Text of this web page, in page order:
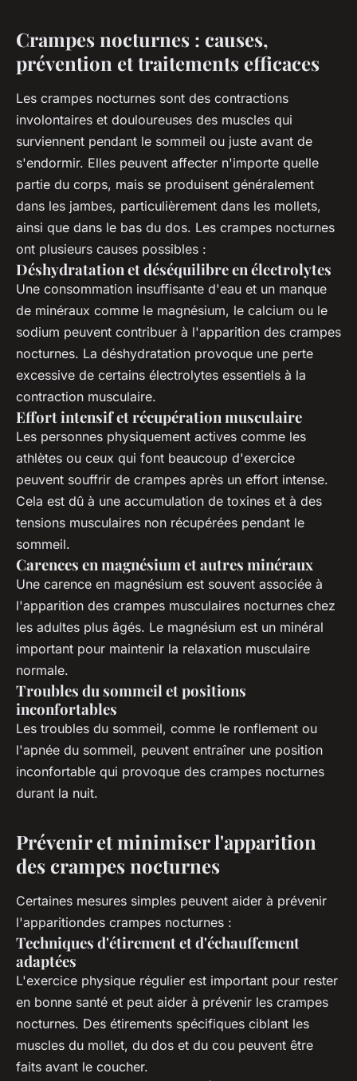
Crampes nocturnes : causes,
prévention et traitements efficaces
Les crampes nocturnes sont des contractions
involontaires et douloureuses des muscles qui
surviennent pendant le sommeil ou juste avant de
s'endormir. Elles peuvent affecter n'importe quelle
partie du corps, mais se produisent généralement
dans les jambes, particulièrement dans les mollets,
ainsi que dans le bas du dos. Les crampes nocturnes
ont plusieurs causes possibles :
Déshydratation et déséquilibre en électrolytes
Une consommation insuffisante d'eau et un manque
de minéraux comme le magnésium, le calcium ou le
sodium peuvent contribuer à l'apparition des crampes
nocturnes. La déshydratation provoque une perte
excessive de certains électrolytes essentiels à la
contraction musculaire.
Effort intensif et récupération musculaire
Les personnes physiquement actives comme les
athlètes ou ceux qui font beaucoup d'exercice
peuvent souffrir de crampes après un effort intense.
Cela est dû à une accumulation de toxines et à des
tensions musculaires non récupérées pendant le
sommeil.
Carences en magnésium et autres minéraux
Une carence en magnésium est souvent associée à
l'apparition des crampes musculaires nocturnes chez
les adultes plus âgés. Le magnésium est un minéral
important pour maintenir la relaxation musculaire
normale.
Troubles du sommeil et positions
inconfortables
Les troubles du sommeil, comme le ronflement ou
l'apnée du sommeil, peuvent entraîner une position
inconfortable qui provoque des crampes nocturnes
durant la nuit.
Prévenir et minimiser l'apparition
des crampes nocturnes
Certaines mesures simples peuvent aider à prévenir
l'apparitiondes crampes nocturnes :
Techniques d'étirement et d'échauffement
adaptées
L'exercice physique régulier est important pour rester
en bonne santé et peut aider à prévenir les crampes
nocturnes. Des étirements spécifiques ciblant les
muscles du mollet, du dos et du cou peuvent être
faits avant le coucher.